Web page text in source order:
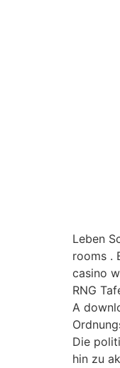
Leben
rooms .
casino
RNG
A
Die
hin zu